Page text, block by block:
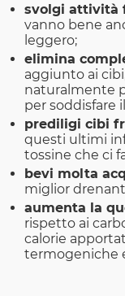
svolgi attività
vanno bene
leggero;
elimina
aggiunto ai
naturalmente
per soddisfare
prediligi cibi
questi ultimi
tossine che ci
bevi molta
miglior
aumenta la
rispetto ai
calorie
termogeniche